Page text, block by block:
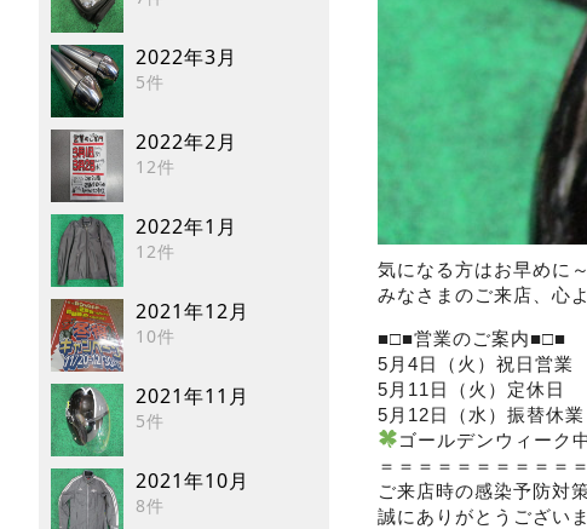
2022年3月
5件
2022年2月
12件
2022年1月
12件
2021年12月
10件
2021年11月
5件
2021年10月
8件
気になる方はお早めに～
みなさまのご来店、心
■□■営業のご案内■□■
5月4日（火）祝日営業
5月11日（火）定休日
5月12日（水）振替休業
ゴールデンウィーク
＝＝＝＝＝＝＝＝＝＝
ご来店時の感染予防対
誠にありがとうございま